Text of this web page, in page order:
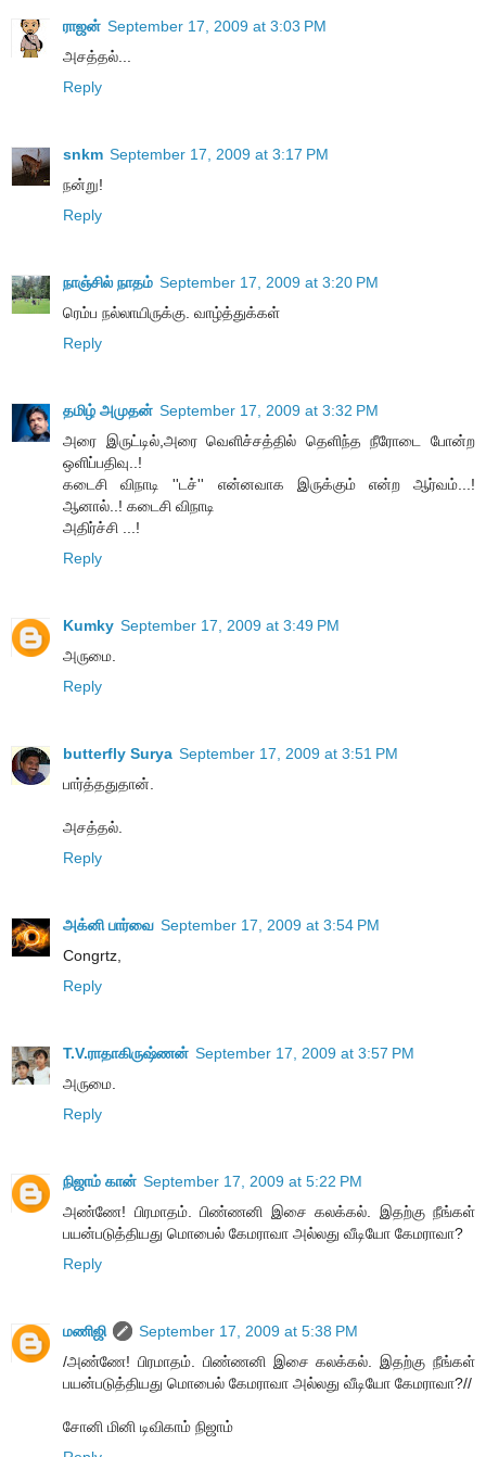
ராஜன் September 17, 2009 at 3:03 PM
அசத்தல்...
Reply
snkm September 17, 2009 at 3:17 PM
நன்று!
Reply
நாஞ்சில் நாதம் September 17, 2009 at 3:20 PM
ரெம்ப நல்லாயிருக்கு. வாழ்த்துக்கள்
Reply
தமிழ் அமுதன் September 17, 2009 at 3:32 PM
அரை இருட்டில்,அரை வெளிச்சத்தில் தெளிந்த நீரோடை போன்ற
ஒளிப்பதிவு..!
கடைசி விநாடி ''டச்'' என்னவாக இருக்கும் என்ற ஆர்வம்...!
ஆனால்..! கடைசி விநாடி
அதிர்ச்சி ...!
Reply
Kumky September 17, 2009 at 3:49 PM
அருமை.
Reply
butterfly Surya September 17, 2009 at 3:51 PM
பார்த்ததுதான்.
அசத்தல்.
Reply
அக்னி பார்வை September 17, 2009 at 3:54 PM
Congrtz,
Reply
T.V.ராதாகிருஷ்ணன் September 17, 2009 at 3:57 PM
அருமை.
Reply
நிஜாம் கான் September 17, 2009 at 5:22 PM
அண்ணே! பிரமாதம். பிண்ணனி இசை கலக்கல். இதற்கு நீங்கள்
பயன்படுத்தியது மொபைல் கேமராவா அல்லது வீடியோ கேமராவா?
Reply
மணிஜி
September 17, 2009 at 5:38 PM
/அண்ணே! பிரமாதம். பிண்ணனி இசை கலக்கல். இதற்கு நீங்கள்
பயன்படுத்தியது மொபைல் கேமராவா அல்லது வீடியோ கேமராவா?//
சோனி மினி டிவிகாம் நிஜாம்